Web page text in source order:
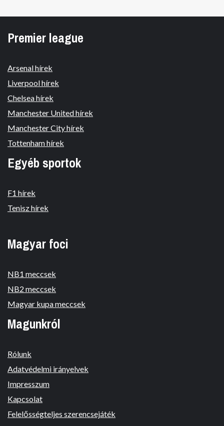
Premier league
Arsenal hírek
Liverpool hírek
Chelsea hírek
Manchester United hírek
Manchester City hírek
Tottenham hírek
Egyéb sportok
F1 hírek
Tenisz hírek
Magyar foci
NB1 meccsek
NB2 meccsek
Magyar kupa meccsek
Magunkról
Rólunk
Adatvédelmi irányelvek
Impresszum
Kapcsolat
Felelősségteljes szerencsejáték